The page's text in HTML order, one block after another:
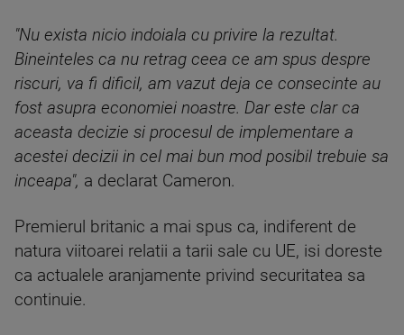
"Nu exista nicio indoiala cu privire la rezultat.
Bineinteles ca nu retrag ceea ce am spus despre
riscuri, va fi dificil, am vazut deja ce consecinte au
fost asupra economiei noastre. Dar este clar ca
aceasta decizie si procesul de implementare a
acestei decizii in cel mai bun mod posibil trebuie sa
inceapa", a declarat Cameron.
Premierul britanic a mai spus ca, indiferent de
natura viitoarei relatii a tarii sale cu UE, isi doreste
ca actualele aranjamente privind securitatea sa
continuie.